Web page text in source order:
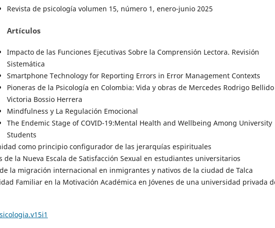
Revista de psicología volumen 15, número 1, enero-junio 2025
Artículos
Impacto de las Funciones Ejecutivas Sobre la Comprensión Lectora. Revisión
Sistemática
Smartphone Technology for Reporting Errors in Error Management Contexts
Pioneras de la Psicología en Colombia: Vida y obras de Mercedes Rodrigo
Victoria Bossio Herrera
Mindfulness y La Regulación Emocional
The Endemic Stage of COVID-19:Mental Health and Wellbeing Among University
Students
como principio configurador de las jerarquías espirituales
de la Nueva Escala de Satisfacción Sexual en estudiantes universitarios
la migración internacional en inmigrantes y nativos de la ciudad de Talca
Familiar en la Motivación Académica en Jóvenes de una universidad privada